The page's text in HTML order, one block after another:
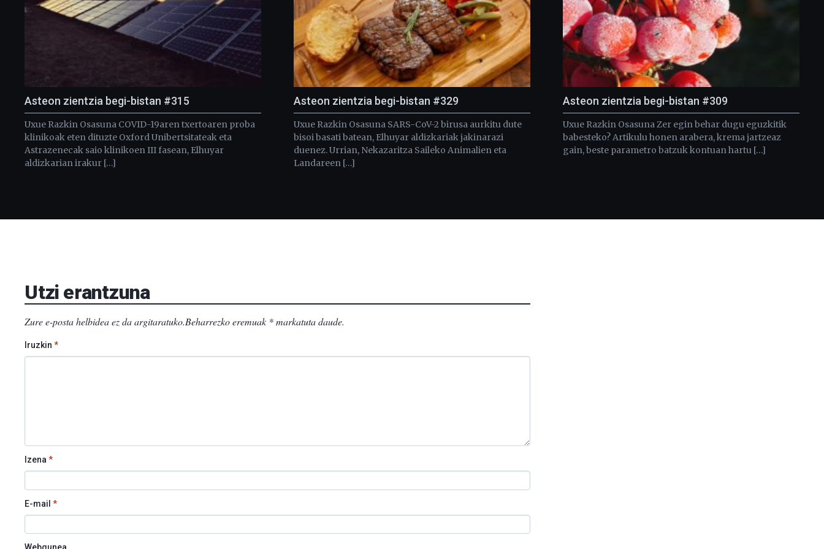
Asteon zientzia begi-bistan #315
Uxue Razkin Osasuna COVID-19aren txertoaren proba
klinikoak eten dituzte Oxford Unibertsitateak eta
Astrazenecak saio klinikoen III fasean, Elhuyar
aldizkarian irakur […]
Asteon zientzia begi-bistan #329
Uxue Razkin Osasuna SARS-CoV-2 birusa aurkitu dute
bisoi basati batean, Elhuyar aldizkariak jakinarazi
duenez. Urrian, Nekazaritza Saileko Animalien eta
Landareen […]
Asteon zientzia begi-bistan #309
Uxue Razkin Osasuna Zer egin behar dugu eguzkitik
babesteko? Artikulu honen arabera, krema jartzeaz
gain, beste parametro batzuk kontuan hartu […]
Utzi erantzuna
Zure e-posta helbidea ez da argitaratuko.Beharrezko eremuak *markatuta daude.
Iruzkin*
Izena*
E-mail*